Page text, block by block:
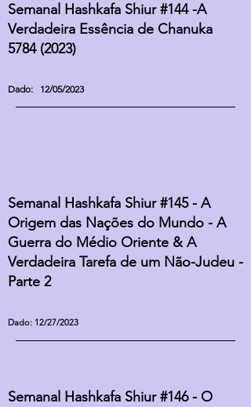
Semanal Hashkafa Shiur #144 -A
Verdadeira Essência de Chanuka
5784 (2023)
Dado: 12/05/2023
Semanal Hashkafa Shiur #145 - A
Origem das Nações do Mundo - A
Guerra do Médio Oriente & A
Verdadeira Tarefa de um Não-Judeu -
Parte 2
Dado: 12/27/2023
Semanal Hashkafa Shiur #146 - O